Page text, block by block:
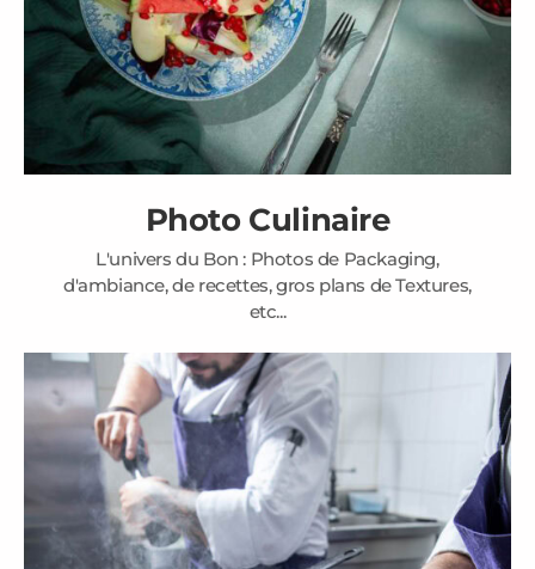
Photo Culinaire
L'univers du Bon : Photos de Packaging,
d'ambiance, de recettes, gros plans de Textures,
etc...